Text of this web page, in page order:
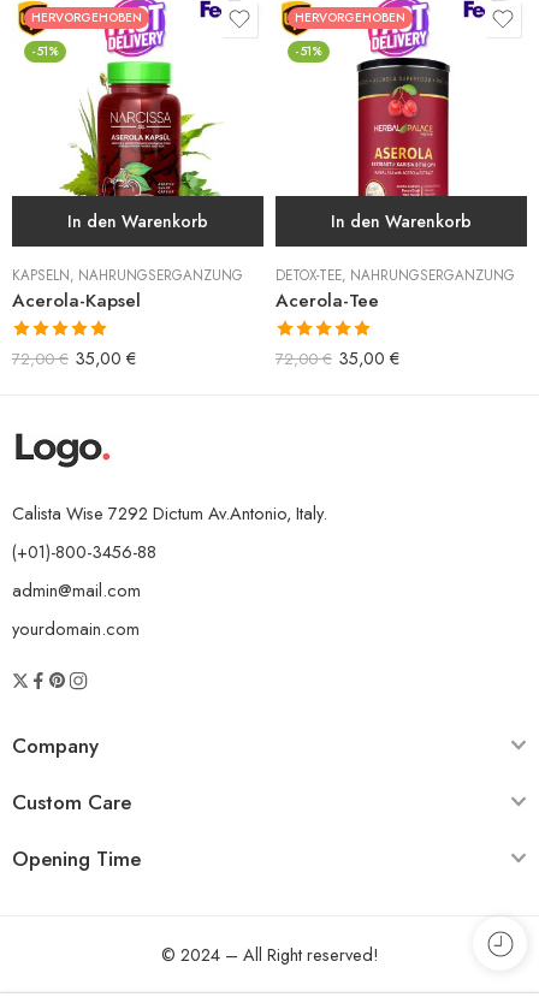
HERVORGEHOBEN
-51%
In den Warenkorb
KAPSELN, NAHRUNGSERGÄNZUNG
Acerola-Kapsel
Bewertet mit
5.00von 5
72,00€ 35,00 €
HERVORGEHOBEN
-51%
In den Warenkorb
DETOX-TEE, NAHRUNGSERGÄNZUNG
Acerola-Tee
Bewertet mit
5.00von 5
72,00€ 35,00 €
Calista Wise 7292 Dictum Av.Antonio, Italy.
(+01)-800-3456-88
admin@mail.com
yourdomain.com
Company
Custom Care
Opening Time
© 2024 – All Right reserved!